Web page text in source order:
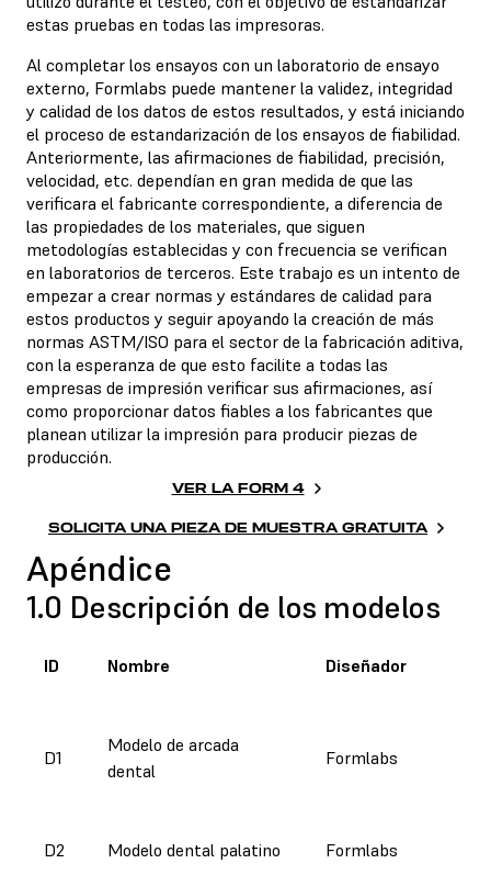
estas pruebas en todas las impresoras.
Al completar los ensayos con un laboratorio de ensayo
externo, Formlabs puede mantener la validez, integridad
y calidad de los datos de estos resultados, y está iniciando
el proceso de estandarización de los ensayos de fiabilidad.
Anteriormente, las afirmaciones de fiabilidad, precisión,
velocidad, etc. dependían en gran medida de que las
verificara el fabricante correspondiente, a diferencia de
las propiedades de los materiales, que siguen
metodologías establecidas y con frecuencia se verifican
en laboratorios de terceros. Este trabajo es un intento de
empezar a crear normas y estándares de calidad para
estos productos y seguir apoyando la creación de más
normas ASTM/ISO para el sector de la fabricación aditiva,
con la esperanza de que esto facilite a todas las
empresas de impresión verificar sus afirmaciones, así
como proporcionar datos fiables a los fabricantes que
planean utilizar la impresión para producir piezas de
producción.
VER LA FORM 4
SOLICITA UNA PIEZA DE MUESTRA GRATUITA
Apéndice
1.0 Descripción de los modelos
ID Nombre Diseñador
D1
Modelo de arcada
dental
Formlabs
D2 Modelo dental palatino Formlabs